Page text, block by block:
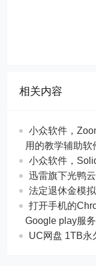
相关内容
小众软件，
用的教学辅助软
小众软件，
迅雷旗下光鸭
法定退休金模
打开手机的
Google play服务
UC网盘 1TB永